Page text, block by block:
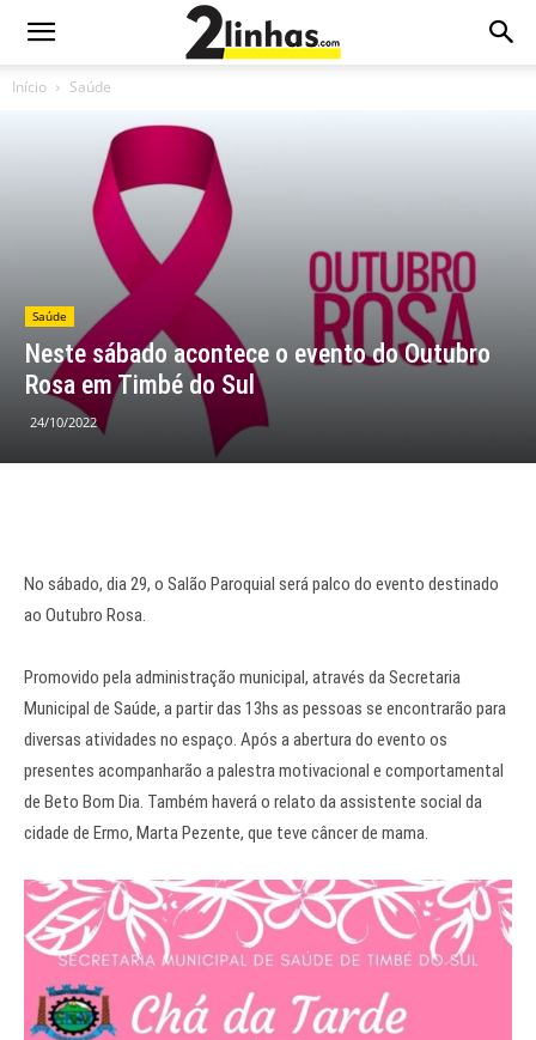
Início Saúde
Saúde
Neste sábado acontece o evento do Outubro
Rosa em Timbé do Sul
24/10/2022
No sábado, dia 29, o Salão Paroquial será palco do evento destinado
ao Outubro Rosa.
Promovido pela administração municipal, através da Secretaria
Municipal de Saúde, a partir das 13hs as pessoas se encontrarão para
diversas atividades no espaço. Após a abertura do evento os
presentes acompanharão a palestra motivacional e comportamental
de Beto Bom Dia. Também haverá o relato da assistente social da
cidade de Ermo, Marta Pezente, que teve câncer de mama.